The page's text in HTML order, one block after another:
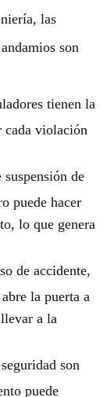
las
son
tienen la
cada violación
de
puede hacer
lo que genera
de accidente,
la puerta a
a la
son
puede